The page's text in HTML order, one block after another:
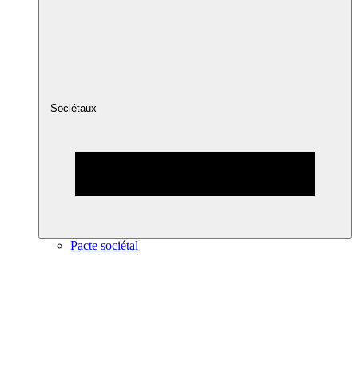
Sociétaux
Pacte sociétal